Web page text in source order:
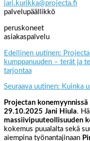
jari.kurikka@projecta.fi
palvelupäällikkö
peruskoneet
asiakaspalvelu
Edellinen uutinen:
kumppanuuden – terät ja
tarjontaa
Seuraava uutinen: Kuinka
Projectan konemyynnissä
29.10.2025 Jani Hiula.
massiivipuuteollisuuden
kokemus puualalta sekä
aiempina työnantajinaan